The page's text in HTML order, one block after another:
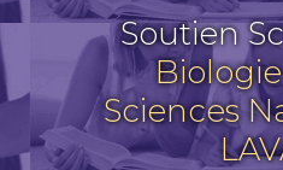
Soutien
Biologie
Sciences